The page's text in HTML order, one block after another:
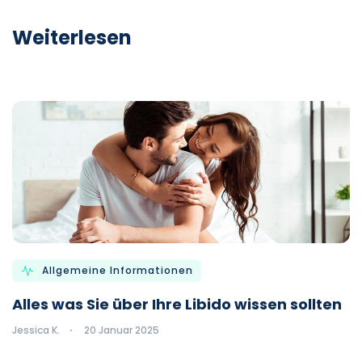
Weiterlesen
Allgemeine Informationen
Alles was Sie über Ihre Libido wissen sollten
Jessica K. 20 Januar 2025